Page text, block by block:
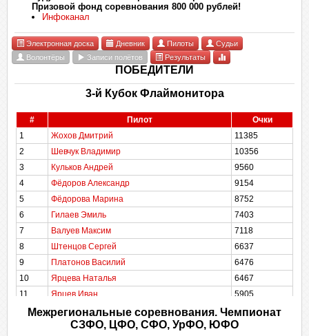
Призовой фонд соревнования 800 000 рублей!
Инфоканал
Электронная доска Дневник Пилоты
Судьи
Волонтёры
Записи полётов Результаты
ПОБЕДИТЕЛИ
3-й Кубок Флаймонитора
# Пилот
Очки
1
Жохов Дмитрий
11385
2
Шевчук Владимир
10356
3
Кульков Андрей
9560
4
Фёдоров Александр
9154
5
Фёдорова Марина
8752
6
Гилаев Эмиль
7403
7
Валуев Максим
7118
8
Штенцов Сергей
6637
9
Платонов Василий
6476
10
Ярцева Наталья
6467
11
Ярцев Иван
5905
12
Михайлов Владимир
5640
Бондаренко Артём
5453
Межрегиональные соревнования. Чемпионат
СЗФО, ЦФО, СФО, УрФО, ЮФО